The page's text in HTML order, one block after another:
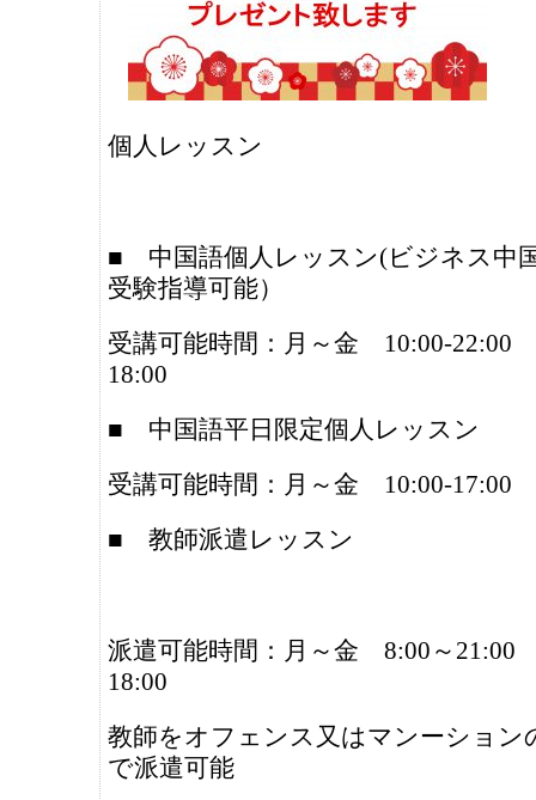
個人レッスン
■ 中国語個人レッスン(ビジネス中
受験指導可能）
受講可能時間：月～金 10:00-22:00
18:00
■ 中国語平日限定個人レッスン
受講可能時間：月～金 10:00-17:00
■ 教師派遣レッスン
派遣可能時間：月～金 8:00～21:00
18:00
教師をオフェンス又はマンーション
で派遣可能